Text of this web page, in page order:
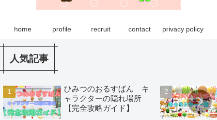
home profile recruit contact privacy policy
人気記事
ひみつのおるすばん キ
ャラクターの隠れ場所
【完全攻略ガイド】